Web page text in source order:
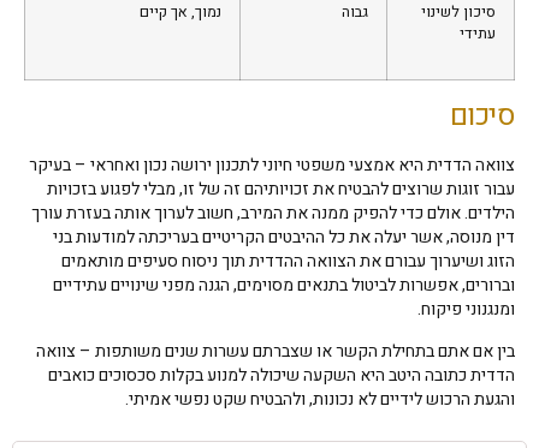
סיכון לשינוי
עתידי
גבוה נמוך, אך קיים
סיכום
צוואה הדדית היא אמצעי משפטי חיוני לתכנון ירושה נכון ואחראי – בעיקר
עבור זוגות שרוצים להבטיח את זכויותיהם זה של זו, מבלי לפגוע בזכויות
הילדים. אולם כדי להפיק ממנה את המירב, חשוב לערוך אותה בעזרת עורך
דין מנוסה, אשר יעלה את כל ההיבטים הקריטיים בעריכתה למודעות בני
הזוג ושיערוך עבורם את הצוואה ההדדית תוך ניסוח סעיפים מותאמים
וברורים, אפשרות לביטול בתנאים מסוימים, הגנה מפני שינויים עתידיים
ומנגנוני פיקוח.
בין אם אתם בתחילת הקשר או שצברתם עשרות שנים משותפות – צוואה
הדדית כתובה היטב היא השקעה שיכולה למנוע בקלות סכסוכים כואבים
והגעת הרכוש לידיים לא נכונות, ולהבטיח שקט נפשי אמיתי.